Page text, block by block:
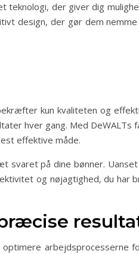
teknologi, der giver dig
design, der gør dem
kun kvaliteten og
hver gang. Med
effektive måde.
svaret på dine bønner.
og nøjagtighed, du har
arbejdsprocesserne